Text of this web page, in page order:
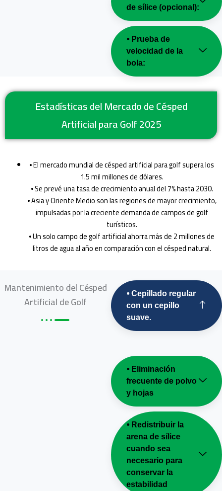
de sílice (opcional):
⦁ Prueba de
velocidad de la
bola:
Estadísticas del Mercado de Césped
Artificial para Golf 2025
⦁ El mercado mundial de césped artificial para golf supera los
1.5 mil millones de dólares.
⦁ Se prevé una tasa de crecimiento anual del 7% hasta 2030.
⦁ Asia y Oriente Medio son las regiones de mayor crecimiento,
impulsadas por la creciente demanda de campos de golf
turísticos.
⦁ Un solo campo de golf artificial ahorra más de 2 millones de
litros de agua al año en comparación con el césped natural.
Mantenimiento del Césped
Artificial de Golf
⦁ Cepillado regular
con un cepillo
suave.
⦁ Eliminación
frecuente de polvo
y hojas
⦁ Redistribuir la
arena de sílice
cuando sea
necesario para
conservar la
estabilidad